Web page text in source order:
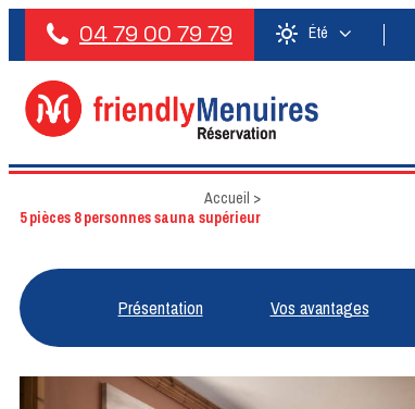
04 79 00 79 79 Été
Accueil >
5 pièces 8 personnes sauna supérieur
Présentation Vos avantages